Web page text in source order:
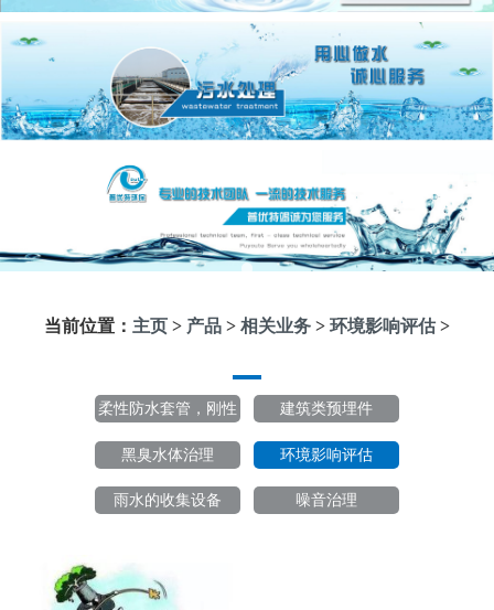
当前位置： 主页 > 产品 > 相关业务 > 环境影响评估>
柔性防水套管，刚性
建筑类预埋件
黑臭水体治理 环境影响评估
雨水的收集设备 噪音治理